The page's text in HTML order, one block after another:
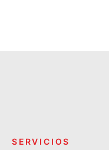
SERVICIOS